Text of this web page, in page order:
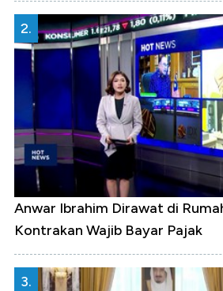
2.
Anwar Ibrahim Dirawat di
Kontrakan Wajib Bayar Pajak
3.